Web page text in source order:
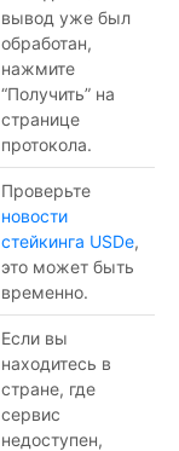
вывод уже был
обработан,
нажмите
“Получить” на
странице
протокола.
Проверьте
новости
стейкинга USDe,
это может быть
временно.
Если вы
находитесь в
стране, где
сервис
недоступен,